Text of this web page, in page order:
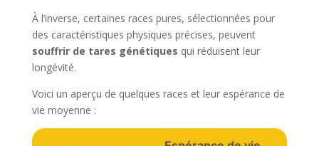
À l’inverse, certaines races pures, sélectionnées pour
des caractéristiques physiques précises, peuvent
souffrir de tares génétiques qui réduisent leur
longévité.
Voici un aperçu de quelques races et leur espérance de
vie moyenne :